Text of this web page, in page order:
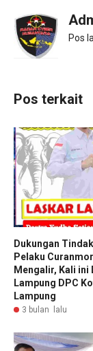
Pos
Pos terkait
Dukungan
Pelaku
Mengalir, Kali ini
Lampung DPC
Lampung
3 bulan lalu